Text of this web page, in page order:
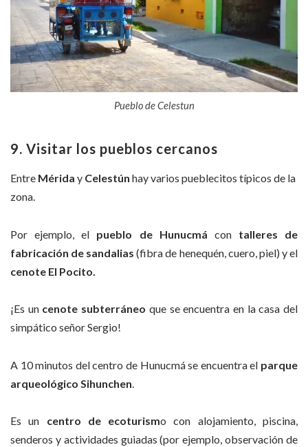
Pueblo de Celestun
9. Visitar los pueblos cercanos
Entre Mérida y Celestún hay varios pueblecitos típicos de la
zona.
Por ejemplo, el pueblo de Hunucmá con talleres de
fabricación de sandalias (fibra de henequén, cuero, piel) y el
cenote El Pocito.
¡Es uncenote subterráneo que se encuentra en la casa del
simpático señor Sergio!
A 10 minutos del centro de Hunucmá se encuentra el parque
arqueológico Sihunchen
Es un centro de ecoturismo con alojamiento, piscina,
senderos y actividades guiadas (por ejemplo, observación de